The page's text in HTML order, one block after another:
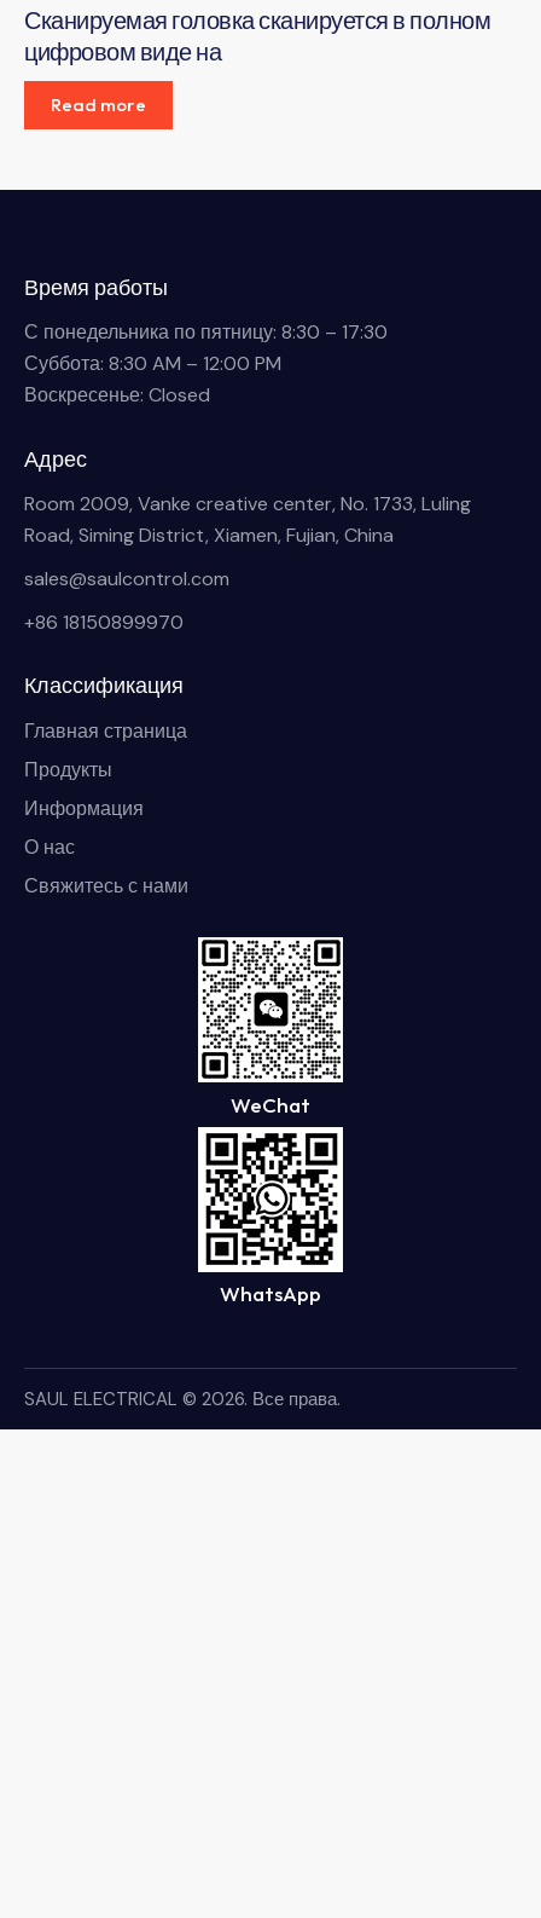
Сканируемая головка сканируется в полном
цифровом виде на
Read more
Время работы
С понедельника по пятницу: 8:30 – 17:30
Суббота: 8:30 AM – 12:00 PM
Воскресенье: Closed
Адрес
Room 2009, Vanke creative center, No. 1733, Luling
Road, Siming District, Xiamen, Fujian, China
sales@saulcontrol.com
+86 18150899970
Классификация
Главная страница
Продукты
Информация
О нас
Свяжитесь с нами
WeChat
WhatsApp
SAUL ELECTRICAL © 2026. Все права.